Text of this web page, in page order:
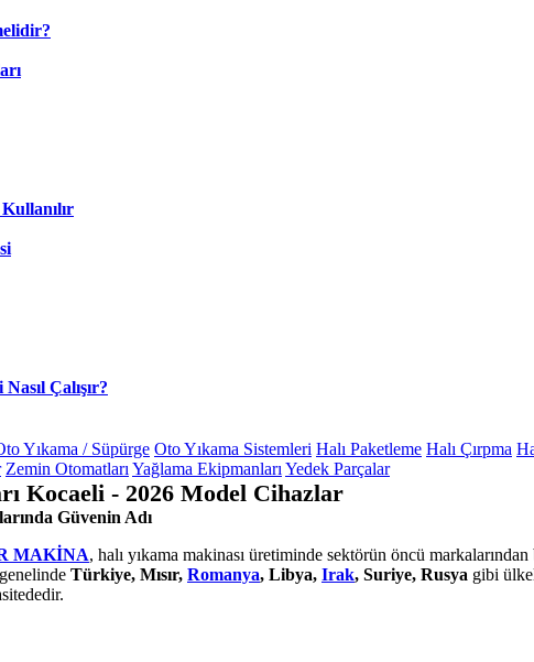
Çalışır?
Yıkama / Süpürge Oto Yıkama Sistemleri Halı Paketleme Halı Çırpma
Zemin Otomatları Yağlama Ekipmanları Yedek Parçalar
Kocaeli - 2026 Model Cihazlar
Güvenin Adı
MAKİNA, halı yıkama makinası üretiminde sektörün öncü
Türkiye, Mısır, Romanya, Libya, Irak, Suriye, Rusya gibi